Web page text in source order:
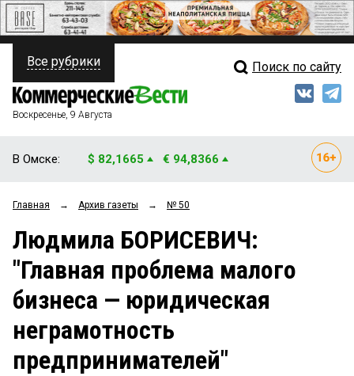
ПОЛИТИКА
ФИНАНСЫ
ОБЩЕСТВО
ЗАКОН
НОВОСТИ КОМПАНИЙ
СТИЛЬ ЖИЗНИ
Свежий выпуск
Рейтинги
Блоги
Архив
Все рубрики Поиск по сайту
Воскресенье, 9 Августа
В Омске: $ 82,1665 € 94,8366
Главная → Архив газеты → № 50
Людмила БОРИСЕВИЧ:
"Главная проблема малого
бизнеса — юридическая
неграмотность
предпринимателей"